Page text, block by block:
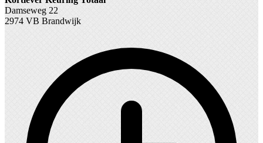
Damseweg 22
2974 VB Brandwijk